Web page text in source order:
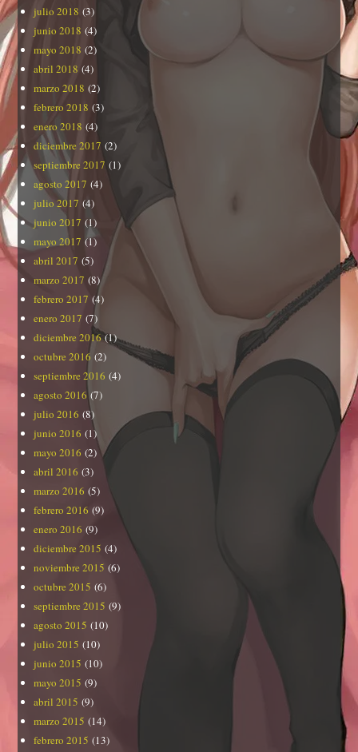
julio 2018 (3)
junio 2018 (4)
mayo 2018 (2)
abril 2018 (4)
marzo 2018 (2)
febrero 2018 (3)
enero 2018 (4)
diciembre 2017 (2)
septiembre 2017 (1)
agosto 2017 (4)
julio 2017 (4)
junio 2017 (1)
mayo 2017 (1)
abril 2017 (5)
marzo 2017 (8)
febrero 2017 (4)
enero 2017 (7)
diciembre 2016(1)
octubre 2016 (2)
septiembre 2016 (4)
agosto 2016(7)
julio 2016 (8)
junio 2016 (1)
mayo 2016 (2)
abril 2016 (3)
marzo 2016 (5)
febrero 2016 (9)
enero 2016 (9)
diciembre 2015 (4)
noviembre 2015 (6)
octubre 2015 (6)
septiembre 2015 (9)
agosto 2015 (10)
julio 2015 (10)
junio 2015 (10)
mayo 2015 (9)
abril 2015 (9)
marzo 2015 (14)
febrero 2015 (13)